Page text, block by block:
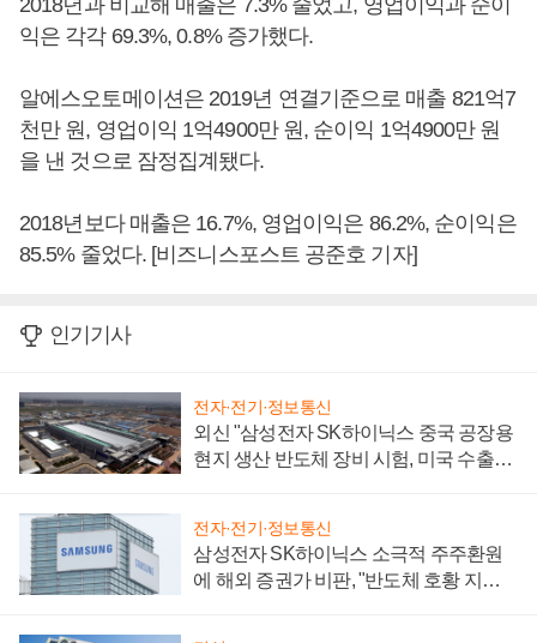
2018년과 비교해 매출은 7.3% 줄었고, 영업이익과 순이
익은 각각 69.3%, 0.8% 증가했다.
알에스오토메이션은 2019년 연결기준으로 매출 821억7
천만 원, 영업이익 1억4900만 원, 순이익 1억4900만 원
을 낸 것으로 잠정집계됐다.
2018년보다 매출은 16.7%, 영업이익은 86.2%, 순이익은
85.5% 줄었다. [비즈니스포스트 공준호 기자]
인기기사
전자·전기·정보통신
외신 "삼성전자 SK하이닉스 중국 공장용
현지 생산 반도체 장비 시험, 미국 수출통
전자·전기·정보통신
삼성전자 SK하이닉스 소극적 주주환원
에 해외 증권가 비판, "반도체 호황 지속